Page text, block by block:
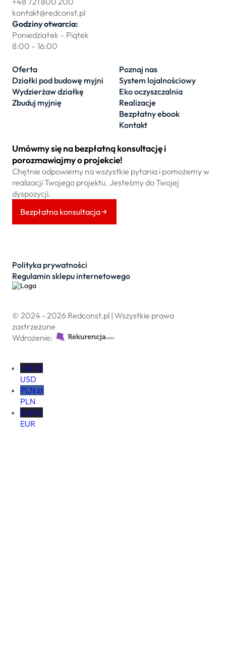
kontakt@redconst.pl
Godziny otwarcia:
Poniedziałek – Piątek
8:00 – 16:00
Oferta
Działki pod budowę myjni
Wydzierżaw działkę
Zbuduj myjnię
Poznaj nas
System lojalnościowy
Eko oczyszczalnia
Realizacje
Bezpłatny ebook
Kontakt
Umówmy się na bezpłatną konsultację i
porozmawiajmy o projekcie!
Chętnie odpowiemy na wszystkie pytania i pomożemy w
realizacji Twojego projektu. Jesteśmy do Twojej
dyspozycji.
Bezpłatna konsultacja
Polityka prywatności
Regulamin sklepu internetowego
© 2024 - 2026 Redconst.pl | Wszystkie prawa
zastrzeżone
Wdrożenie:
USD $
USD
PLN zł
PLN
EUR €
EUR